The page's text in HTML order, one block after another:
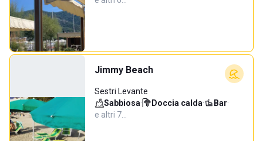
Jimmy Beach
Sestri Levante
Sabbiosa· Doccia calda· Bar·
e altri 7…